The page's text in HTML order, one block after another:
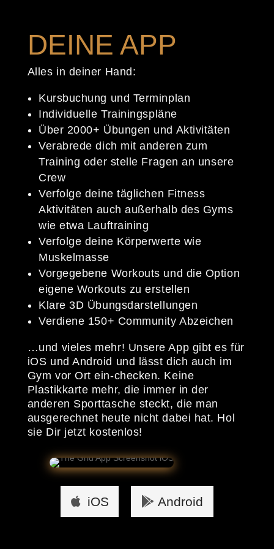
Race
Warmup
DEINE APP
Alles in deiner Hand:
Kursbuchung und Terminplan
Individuelle Trainingspläne
Über 2000+ Übungen und Aktivitäten
Verabrede dich mit anderen zum
Training oder stelle Fragen an unsere
Crew
Verfolge deine täglichen Fitness
Aktivitäten auch außerhalb des Gyms
wie etwa Lauftraining
Verfolge deine Körperwerte wie
Muskelmasse
Vorgegebene Workouts und die Option
eigene Workouts zu erstellen
Klare 3D Übungsdarstellungen
Verdiene 150+ Community Abzeichen
…und vieles mehr! Unsere App gibt es für
iOS und Android und lässt dich auch im
Gym vor Ort ein-checken. Keine
Plastikkarte mehr, die immer in der
anderen Sporttasche steckt, die man
ausgerechnet heute nicht dabei hat. Hol
sie Dir jetzt kostenlos!
iOS Android